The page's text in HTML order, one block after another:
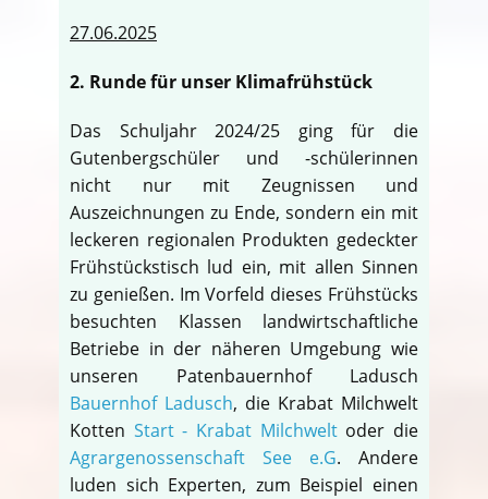
27.06.2025
2. Runde für unser Klimafrühstück
Das Schuljahr 2024/25 ging für die
Gutenbergschüler und -schülerinnen
nicht nur mit Zeugnissen und
Auszeichnungen zu Ende, sondern ein mit
leckeren regionalen Produkten gedeckter
Frühstückstisch lud ein, mit allen Sinnen
zu genießen. Im Vorfeld dieses Frühstücks
besuchten Klassen landwirtschaftliche
Betriebe in der näheren Umgebung wie
unseren Patenbauernhof Ladusch
Bauernhof Ladusch, die Krabat Milchwelt
Kotten Start - Krabat Milchweltoder die
Agrargenossenschaft See e.G. Andere
luden sich Experten, zum Beispiel einen